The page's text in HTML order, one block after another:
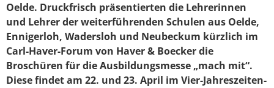
Oelde. Druckfrisch präsentierten die Lehrerinnen
und Lehrer der weiterführenden Schulen aus Oelde,
Ennigerloh, Wadersloh und Neubeckum kürzlich im
Carl-Haver-Forum von Haver & Boecker die
Broschüren für die Ausbildungsmesse „mach mit“.
Diese findet am 22. und 23. April im Vier-Jahreszeiten-